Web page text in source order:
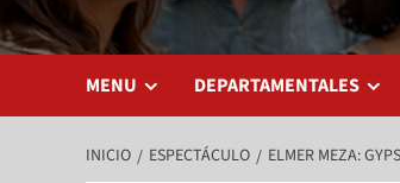
MENU DEPARTAMENTALES
INICIO ESPECTÁCULO ELMER MEZA: